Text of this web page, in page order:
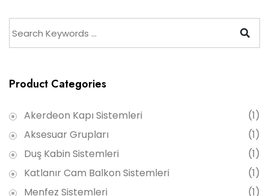
Product Categories
Akerdeon Kapı Sistemleri
(1)
Aksesuar Grupları
(1)
Duş Kabin Sistemleri
(1)
Katlanır Cam Balkon Sistemleri
(1)
Menfez Sistemleri
(1)